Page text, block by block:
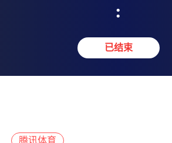
:
已结束
腾讯体育